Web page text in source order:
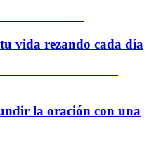
vida rezando cada día
la oración con una